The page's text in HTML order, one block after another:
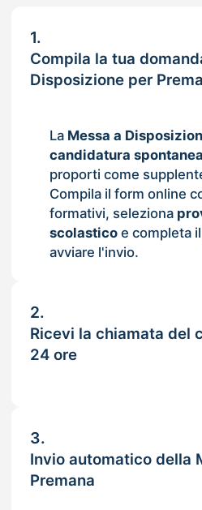
1.
Compila la tua
Disposizione per
La Messa a
candidatura spontanea
proporti come
Compila il form online
formativi, seleziona
scolasticoe completa
avviare l'invio.
2.
Ricevi la chiamata del
24 ore
3.
Invio automatico della
Premana